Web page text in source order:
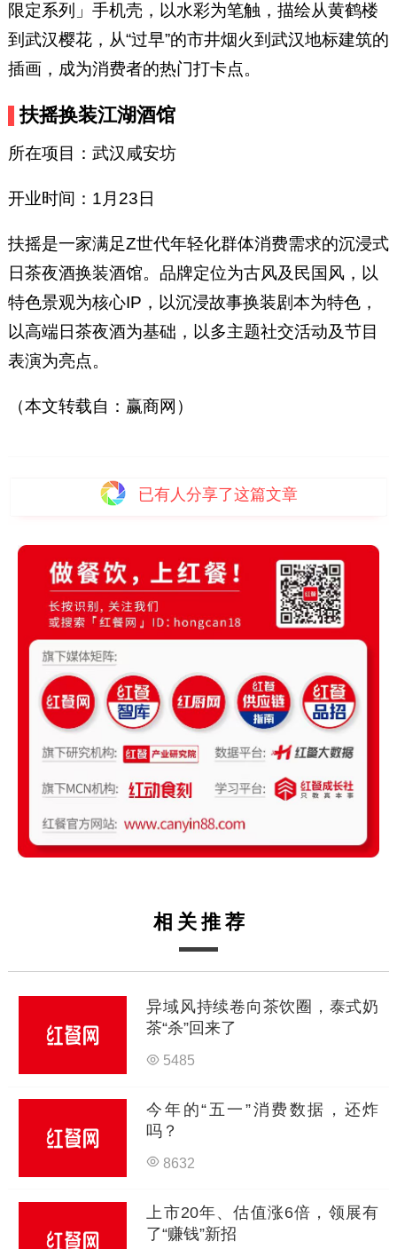
限定系列」手机壳，以水彩为笔触，描绘从黄鹤楼
到武汉樱花，从“过早”的市井烟火到武汉地标建筑的
插画，成为消费者的热门打卡点。
扶摇换装江湖酒馆
所在项目：武汉咸安坊
开业时间：1月23日
扶摇是一家满足Z世代年轻化群体消费需求的沉浸式
日茶夜酒换装酒馆。品牌定位为古风及民国风，以
特色景观为核心IP，以沉浸故事换装剧本为特色，
以高端日茶夜酒为基础，以多主题社交活动及节目
表演为亮点。
（本文转载自：赢商网）
已有人分享了这篇文章
相关推荐
异域风持续卷向茶饮圈，泰式奶
茶“杀”回来了
5485
今年的“五一”消费数据，还炸
吗？
8632
上市20年、估值涨6倍，领展有
了“赚钱”新招